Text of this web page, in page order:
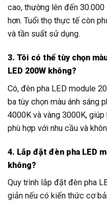
cao, thường lên đến
hơn. Tuổi thọ thực tế còn
và tần suất sử dụng.
3. Tôi có thể tùy chọn
LED 200W không?
Có, đèn pha LED module
ba tùy chọn màu ánh sáng
4000K và vàng 3000K,
phù hợp với nhu cầu và
4. Lắp đặt đèn pha LED
không?
Quy trình lắp đặt đèn pha
giản nếu có kiến thức cơ